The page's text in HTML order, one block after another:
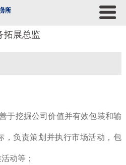
拓展总监
于挖掘公司价值并有效包装和输
，负责策划并执行市场活动，包
动等；